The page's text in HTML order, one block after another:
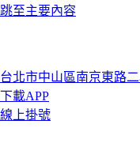
跳至主要內容
台北市中山區南京東路
下載APP
線上掛號